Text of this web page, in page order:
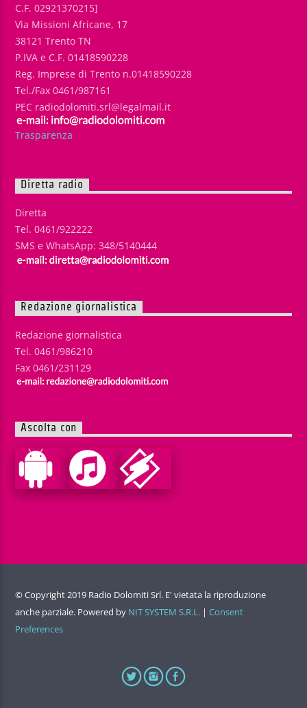
C.F. 02921370215]
Via Missioni Africane, 17
38121 Trento TN
P.IVA e C.F. 01418590228
Reg. Imprese di Trento n.01418590228
Tel./Fax 0461/987161
PEC radiodolomiti.srl@legalmail.it
Trasparenza
Diretta radio
Diretta
Tel. 0461/922222
SMS e WhatsApp: 348/5140444
Redazione giornalistica
Redazione giornalistica
Tel. 0461/986210
Fax 0461/231129
Ascolta con
© Copyright 2019 Radio Dolomiti Srl. E' vietata la riproduzione
anche parziale. Powered by NIT SYSTEM S.R.L. | Consent
Preferences